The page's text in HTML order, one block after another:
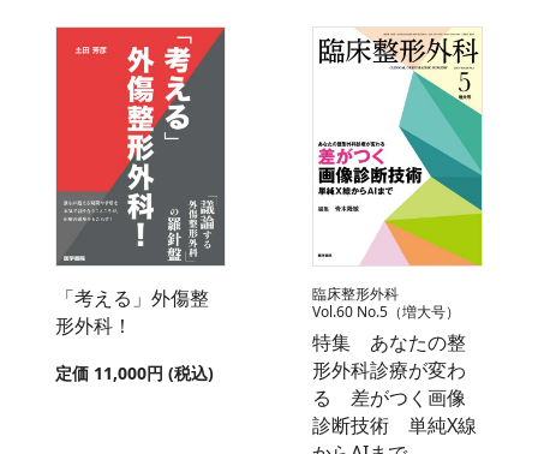
「考える」外傷整
形外科！
定価 11,000円 (税込)
臨床整形外科
Vol.60 No.5（増大号）
特集 あなたの整
形外科診療が変わ
る 差がつく画像
診断技術 単純X線